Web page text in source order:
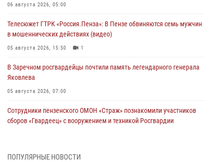
06 августа 2026, 05:00
Телесюжет ГТРК «Россия.Пенза»: В Пензе обвиняются семь мужчин
в мошеннических действиях (видео)
05 августа 2026, 15:50 1
В Заречном росгвардейцы почтили память легендарного генерала
Яковлева
05 августа 2026, 07:00
Сотрудники пензенского ОМОН «Страж» познакомили участников
сборов «Гвардеец» с вооружением и техникой Росгвардии
В Пензе сотрудники Росгвардии оказали помощь
ПОПУЛЯРНЫЕ НОВОСТИ